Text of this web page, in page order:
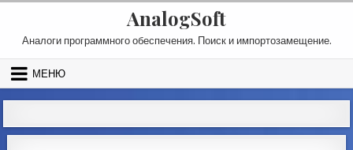
AnalogSoft
Аналоги программного обеспечения. Поиск и импортозамещение.
МЕНЮ